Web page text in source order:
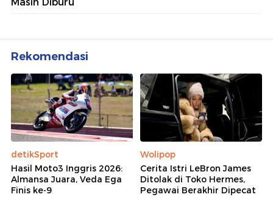
Rekomendasi
detikSport
Hasil Moto3 Inggris 2026:
Almansa Juara, Veda Ega
Finis ke-9
Wolipop
Cerita Istri LeBron James
Ditolak di Toko Hermes,
Pegawai Berakhir Dipecat